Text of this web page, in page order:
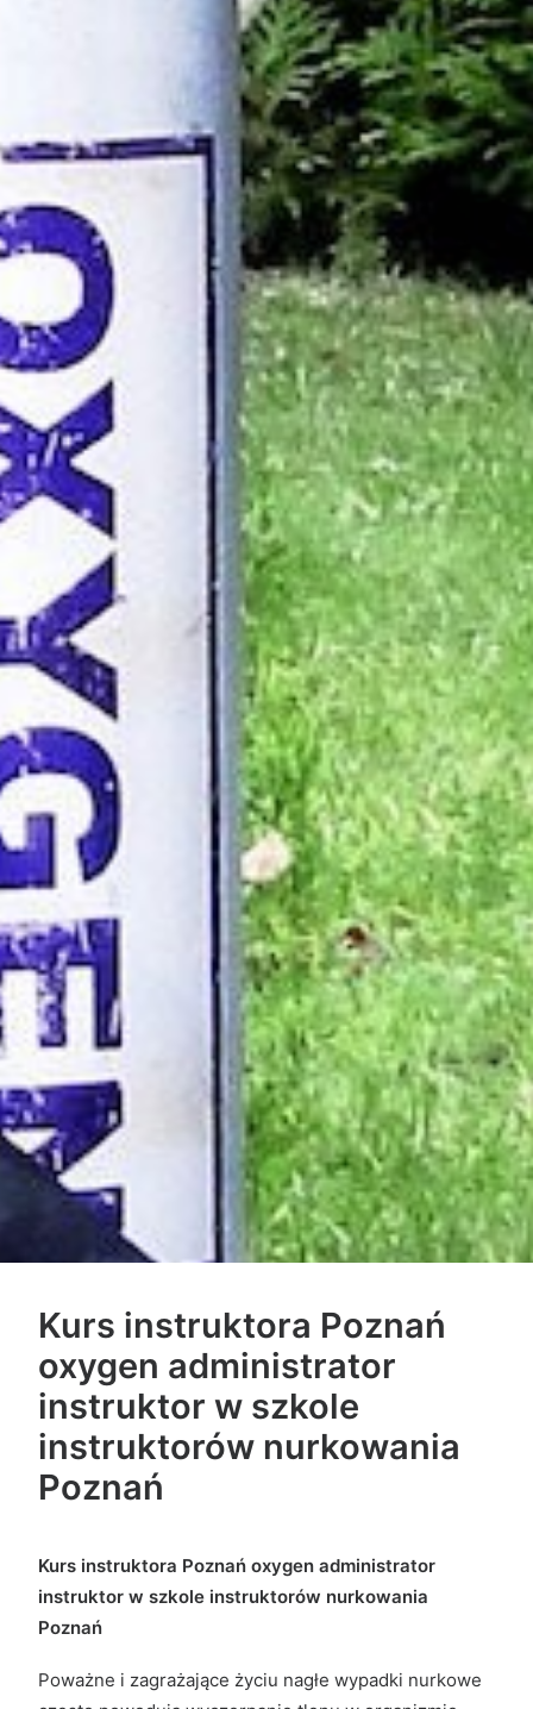
Kurs instruktora Poznań
oxygen administrator
instruktor w szkole
instruktorów nurkowania
Poznań
Kurs instruktora Poznań oxygen administrator
instruktor w szkole instruktorów nurkowania
Poznań
Poważne i zagrażające życiu nagłe wypadki nurkowe